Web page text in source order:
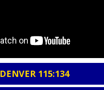
DENVER 115:134